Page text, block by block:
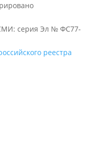
серия Эл № ФС77-
реестра